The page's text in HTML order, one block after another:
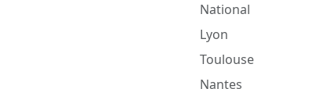
National
Lyon
Toulouse
Nantes